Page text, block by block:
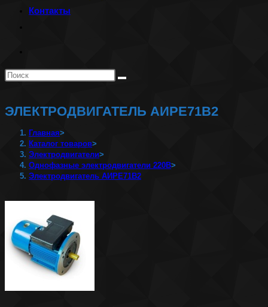
Контакты
веб-
Поиск
ЭЛЕКТРОДВИГАТЕЛЬ АИРЕ71В2
Главная>
Каталог товаров>
Электродвигатели>
Однофазные электродвигатели 220В>
Электродвигатель АИРЕ71В2